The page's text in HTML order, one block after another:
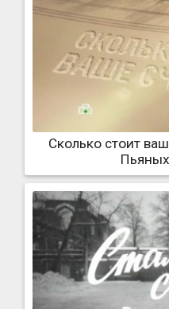
Сколько стоит